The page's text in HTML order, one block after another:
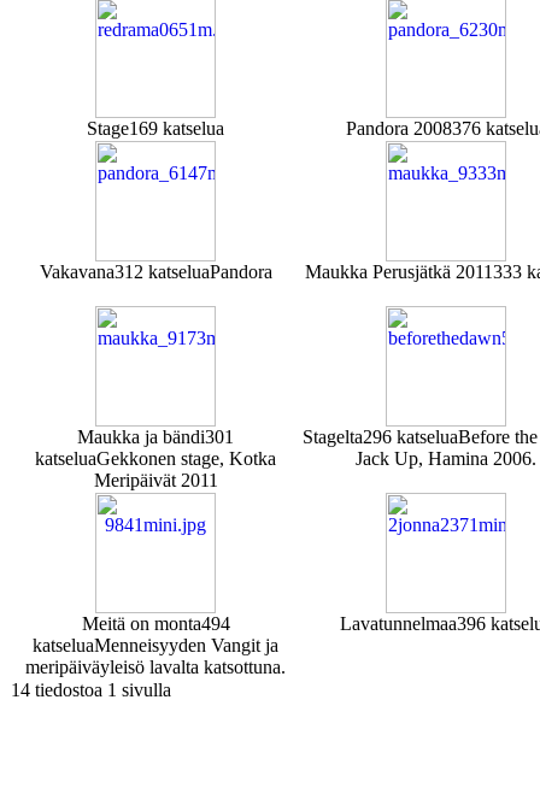
Stage169 katselua Pandora 2008376
Vakavana312 katseluaPandora Maukka Perusjätkä 2011333
Maukka ja bändi301
katseluaGekkonen stage, Kotka
Meripäivät 2011
Stagelta296 katseluaBefore
Jack Up, Hamina 2006.
Meitä on monta494
katseluaMenneisyyden Vangit ja
meripäiväyleisö lavalta katsottuna.
Lavatunnelmaa396
14 tiedostoa 1 sivulla